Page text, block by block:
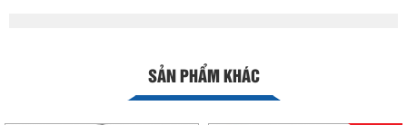
SẢN PHẨM KHÁC